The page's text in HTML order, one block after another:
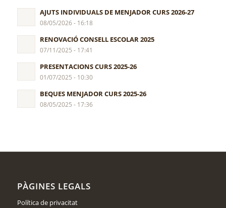
AJUTS INDIVIDUALS DE MENJADOR CURS 2026-27
08/05/2026 - 16:18
RENOVACIÓ CONSELL ESCOLAR 2025
07/11/2025 - 17:41
PRESENTACIONS CURS 2025-26
01/07/2025 - 10:30
BEQUES MENJADOR CURS 2025-26
08/05/2025 - 17:36
PÀGINES LEGALS
Política de privacitat